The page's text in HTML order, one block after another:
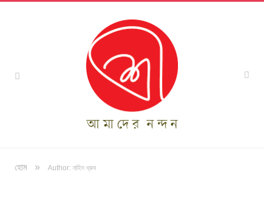
হোম » Author: নাহিদ ধ্রুব